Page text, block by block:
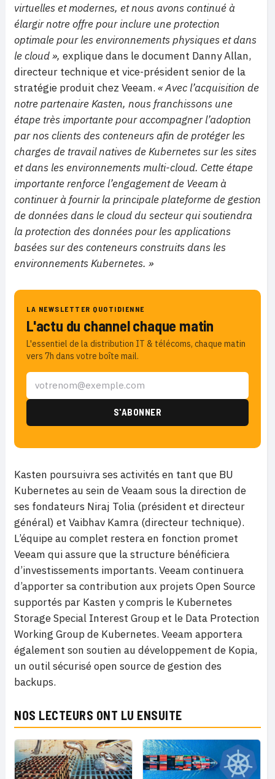
virtuelles et modernes, et nous avons continué à
élargir notre offre pour inclure une protection
optimale pour les environnements physiques et dans
le cloud », explique dans le document Danny Allan,
directeur technique et vice-président senior de la
stratégie produit chez Veeam. « Avec l’acquisition de
notre partenaire Kasten, nous franchissons une
étape très importante pour accompagner l’adoption
par nos clients des conteneurs afin de protéger les
charges de travail natives de Kubernetes sur les sites
et dans les environnements multi-cloud. Cette étape
importante renforce l’engagement de Veeam à
continuer à fournir la principale plateforme de gestion
de données dans le cloud du secteur qui soutiendra
la protection des données pour les applications
basées sur des conteneurs construits dans les
environnements Kubernetes. »
LA NEWSLETTER QUOTIDIENNE
L'actu du channel chaque matin
L'essentiel de la distribution IT & télécoms, chaque matin
vers 7h dans votre boîte mail.
Kasten poursuivra ses activités en tant que BU
Kubernetes au sein de Veaam sous la direction de
ses fondateurs Niraj Tolia (président et directeur
général) et Vaibhav Kamra (directeur technique).
L’équipe au complet restera en fonction promet
Veeam qui assure que la structure bénéficiera
d’investissements importants. Veeam continuera
d’apporter sa contribution aux projets Open Source
supportés par Kasten y compris le Kubernetes
Storage Special Interest Group et le Data Protection
Working Group de Kubernetes. Veeam apportera
également son soutien au développement de Kopia,
un outil sécurisé open source de gestion des
backups.
NOS LECTEURS ONT LU ENSUITE